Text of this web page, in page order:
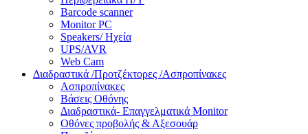
Barcode scanner
Monitor PC
Speakers/ Ηχεία
UPS/AVR
Web Cam
Διαδραστικά /Προτζέκτορες /Ασπροπίνακες
Ασπροπίνακες
Βάσεις Οθόνης
Διαδραστικά- Επαγγελματικά Monitor
Οθόνες προβολής & Αξεσουάρ